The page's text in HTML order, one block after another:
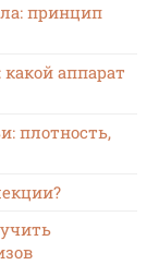
принцип
аппарат
плотность,